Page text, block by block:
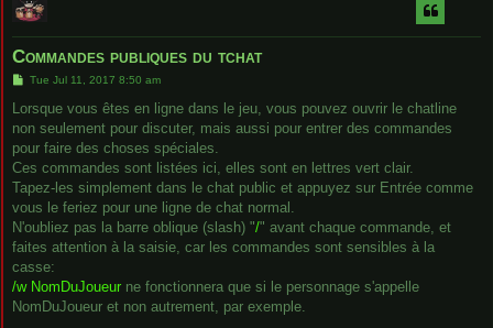
Commandes publiques du tchat
P
s
Tue Jul 11, 2017 8:50 am
Lorsque vous êtes en ligne dans le jeu, vous pouvez ouvrir le chatline
non seulement pour discuter, mais aussi pour entrer des commandes
pour faire des choses spéciales.
Ces commandes sont listées ici, elles sont en lettres vert clair.
Tapez-les simplement dans le chat public et appuyez sur Entrée comme
vous le feriez pour une ligne de chat normal.
N'oubliez pas la barre oblique (slash) "/" avant chaque commande, et
faites attention à la saisie, car les commandes sont sensibles à la
casse:
/w NomDuJoueur ne fonctionnera que si le personnage s'appelle
NomDuJoueur et non autrement, par exemple.